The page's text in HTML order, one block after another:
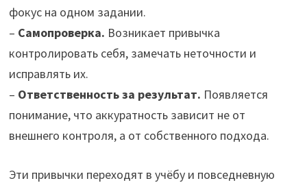
фокус на одном задании.
– Самопроверка. Возникает привычка
контролировать себя, замечать неточности и
исправлять их.
– Ответственность за результат. Появляется
понимание, что аккуратность зависит не от
внешнего контроля, а от собственного подхода.
Эти привычки переходят в учёбу и повседневную